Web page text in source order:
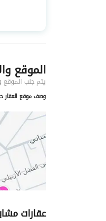
نوع العقار
خدمات
كهرباء
تفاصيل
عمر العقار
عرض الشارع
رقم المخطط
رقم صك
الموقع
يتم جلب الموقع
وصف موقع
عقارات